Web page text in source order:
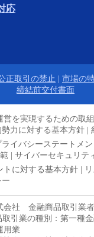
応
正取引の禁止 | 市場の
締結前交付書面
営を実現するための取
勢力に対する基本方針 |
ライバシーステートメン
| サイバーセキュリテ
トに対する基本方針 |
会社 金融商品取引業
引業の種別：第一種
用業